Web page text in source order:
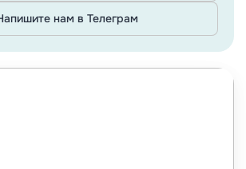
нам в Телеграм